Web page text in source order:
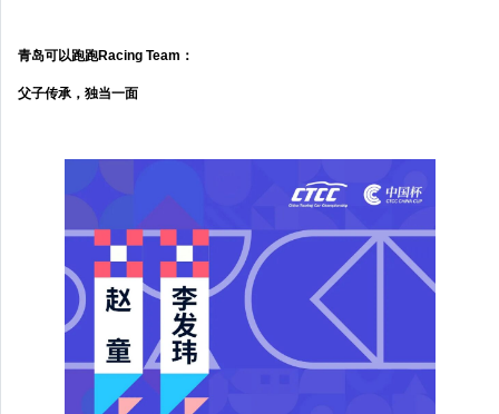
青岛可以跑跑Racing Team：
父子传承，独当一面